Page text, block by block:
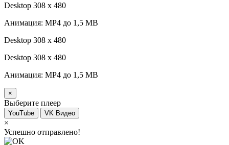
Desktop 308 х 480
Анимация: MP4 до 1,5 MB
Desktop 308 х 480
Desktop 308 х 480
Анимация: MP4 до 1,5 MB
×
Выберите плеер
YouTube VK Видео
×
Успешно отправлено!